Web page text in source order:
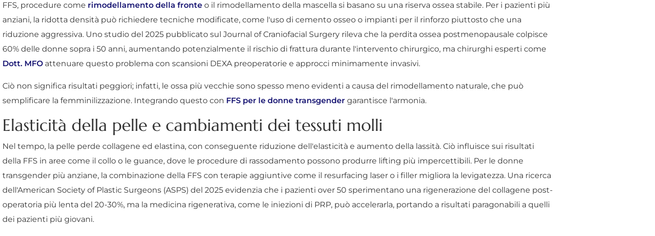
FFS, procedure come rimodellamento della fronte o il rimodellamento della mascella si basano su una riserva ossea stabile. Per i pazienti più
anziani, la ridotta densità può richiedere tecniche modificate, come l'uso di cemento osseo o impianti per il rinforzo piuttosto che una
riduzione aggressiva. Uno studio del 2025 pubblicato sul Journal of Craniofacial Surgery rileva che la perdita ossea postmenopausale colpisce
60% delle donne sopra i 50 anni, aumentando potenzialmente il rischio di frattura durante l'intervento chirurgico, ma chirurghi esperti come
Dott. MFO attenuare questo problema con scansioni DEXA preoperatorie e approcci minimamente invasivi.
Ciò non significa risultati peggiori; infatti, le ossa più vecchie sono spesso meno evidenti a causa del rimodellamento naturale, che può
semplificare la femminilizzazione. Integrando questo con FFS per le donne transgender garantisce l'armonia.
Elasticità della pelle e cambiamenti dei tessuti molli
Nel tempo, la pelle perde collagene ed elastina, con conseguente riduzione dell'elasticità e aumento della lassità. Ciò influisce sui risultati
della FFS in aree come il collo o le guance, dove le procedure di rassodamento possono produrre lifting più impercettibili. Per le donne
transgender più anziane, la combinazione della FFS con terapie aggiuntive come il resurfacing laser o i filler migliora la levigatezza. Una ricerca
dell'American Society of Plastic Surgeons (ASPS) del 2025 evidenzia che i pazienti over 50 sperimentano una rigenerazione del collagene post-
operatoria più lenta del 20-30%, ma la medicina rigenerativa, come le iniezioni di PRP, può accelerarla, portando a risultati paragonabili a quelli
dei pazienti più giovani.